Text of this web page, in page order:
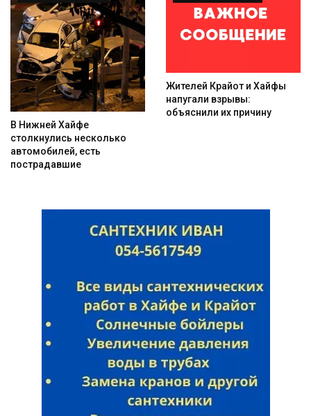
В Нижней Хайфе
столкнулись несколько
автомобилей, есть
пострадавшие
Жителей Крайот и Хайфы
напугали взрывы:
объяснили их причину